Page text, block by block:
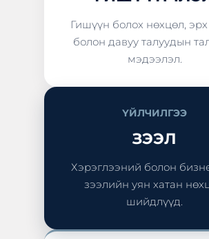
Гишүүн болох нөхцөл, эрх
болон давуу талуудын
мэдээлэл.
ҮЙЛЧИЛГЭЭ
ЗЭЭЛ
Хэрэглээний болон
зээлийн уян хатан
шийдлүүд.